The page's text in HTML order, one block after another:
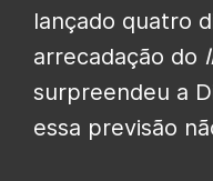
lançado quatro
arrecadação do
surpreendeu a
essa previsão